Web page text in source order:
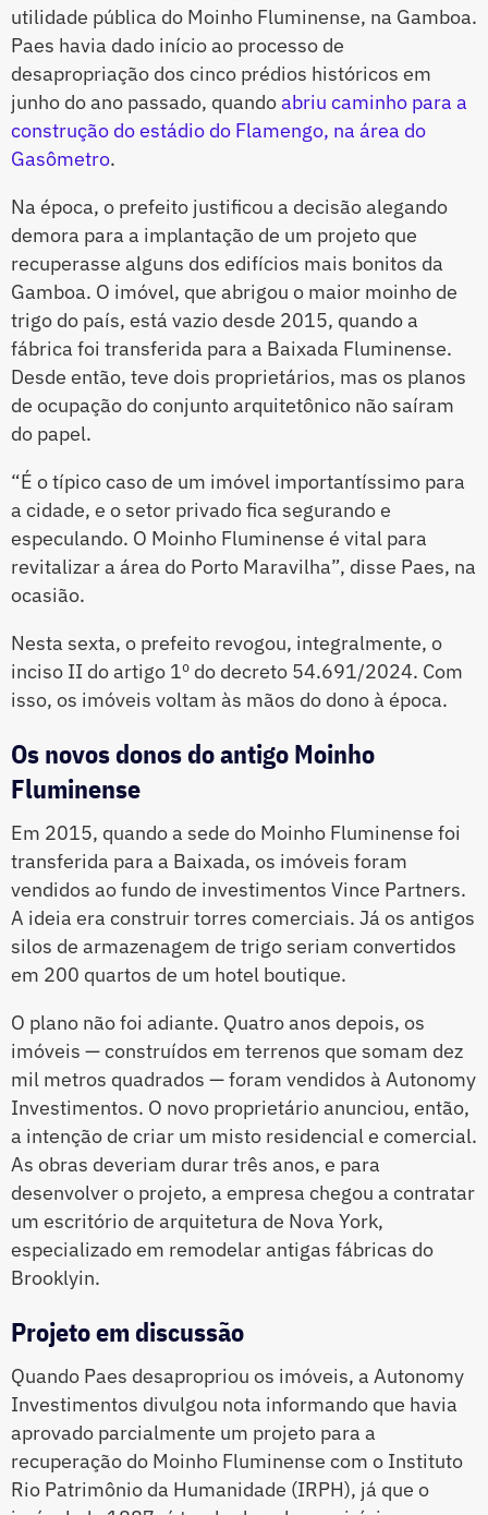
utilidade pública do Moinho Fluminense, na Gamboa.
Paes havia dado início ao processo de
desapropriação dos cinco prédios históricos em
junho do ano passado, quandoabriu caminho para a
construção do estádio do Flamengo, na área do
Gasômetro.
Na época, o prefeito justificou a decisão alegando
demora para a implantação de um projeto que
recuperasse alguns dos edifícios mais bonitos da
Gamboa. O imóvel, que abrigou o maior moinho de
trigo do país, está vazio desde 2015, quando a
fábrica foi transferida para a Baixada Fluminense.
Desde então, teve dois proprietários, mas os planos
de ocupação do conjunto arquitetônico não saíram
do papel.
“É o típico caso de um imóvel importantíssimo para
a cidade, e o setor privado fica segurando e
especulando. O Moinho Fluminense é vital para
revitalizar a área do Porto Maravilha”, disse Paes, na
ocasião.
Nesta sexta, o prefeito revogou, integralmente, o
inciso II do artigo 1º do decreto 54.691/2024. Com
isso, os imóveis voltam às mãos do dono à época.
Os novos donos do antigo Moinho
Fluminense
Em 2015, quando a sede do Moinho Fluminense foi
transferida para a Baixada, os imóveis foram
vendidos ao fundo de investimentos Vince Partners.
A ideia era construir torres comerciais. Já os antigos
silos de armazenagem de trigo seriam convertidos
em 200 quartos de um hotel boutique.
O plano não foi adiante. Quatro anos depois, os
imóveis — construídos em terrenos que somam dez
mil metros quadrados — foram vendidos à Autonomy
Investimentos. O novo proprietário anunciou, então,
a intenção de criar um misto residencial e comercial.
As obras deveriam durar três anos, e para
desenvolver o projeto, a empresa chegou a contratar
um escritório de arquitetura de Nova York,
especializado em remodelar antigas fábricas do
Brooklyin.
Projeto em discussão
Quando Paes desapropriou os imóveis, a Autonomy
Investimentos divulgou nota informando que havia
aprovado parcialmente um projeto para a
recuperação do Moinho Fluminense com o Instituto
Rio Patrimônio da Humanidade (IRPH), já que o